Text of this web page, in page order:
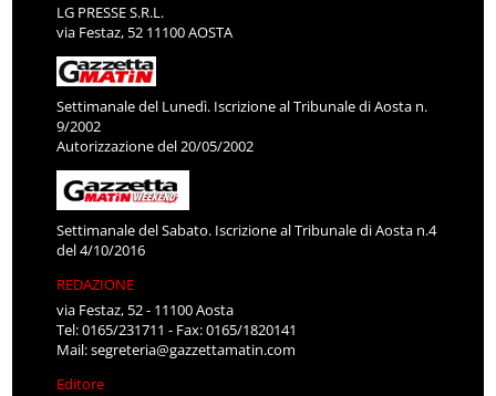
LG PRESSE S.R.L.
via Festaz, 52 11100 AOSTA
Settimanale del Lunedì. Iscrizione al Tribunale di Aosta n.
9/2002
Autorizzazione del 20/05/2002
Settimanale del Sabato. Iscrizione al Tribunale di Aosta n.4
del 4/10/2016
REDAZIONE
via Festaz, 52 - 11100 Aosta
Tel: 0165/231711 - Fax: 0165/1820141
Mail:segreteria@gazzettamatin.com
Editore